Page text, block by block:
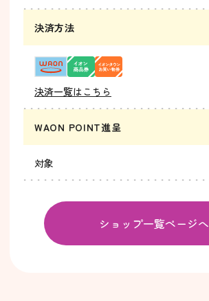
決済方法
決済一覧はこちら
WAON POINT進呈
対象
ショップ一覧ページへ